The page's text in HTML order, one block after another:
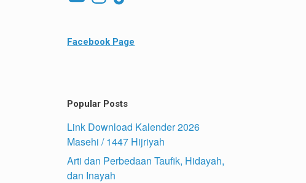
Facebook Page
Popular Posts
Link Download Kalender 2026
Masehi / 1447 Hijriyah
Arti dan Perbedaan Taufik, Hidayah,
dan Inayah